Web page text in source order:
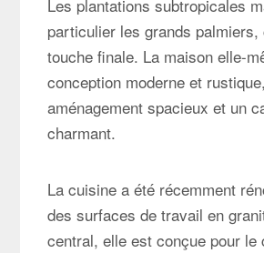
Les plantations subtropicales
particulier les grands
touche finale. La maison elle-
conception moderne et
aménagement spacieux et un
charmant.
La cuisine a été récemment
des surfaces de travail en
central, elle est conçue pour le